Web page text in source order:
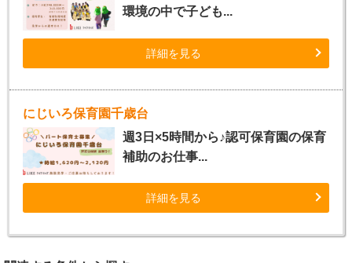
環境の中で子ども...
詳細を見る
にじいろ保育園千歳台
週3日×5時間から♪認可保育園の保育
補助のお仕事...
詳細を見る